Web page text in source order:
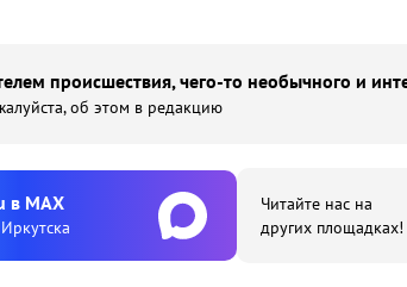
происшествия, чего-то необычного и
об этом в редакцию
в MAX
Читайте нас на
других площадках!